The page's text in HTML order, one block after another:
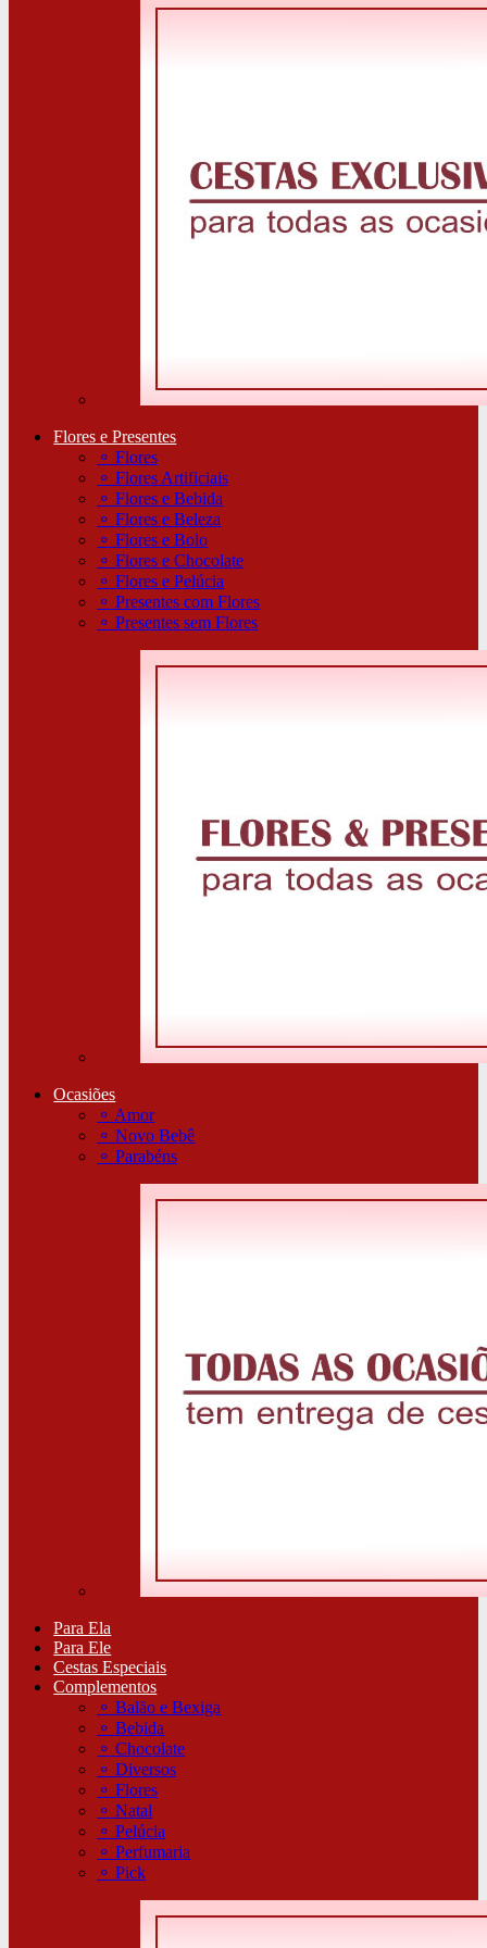
Flores e Presentes
⚬Flores
⚬Flores Artificiais
⚬Flores e Bebida
⚬Flores e Beleza
⚬Flores e Bolo
⚬Flores e Chocolate
⚬Flores e Pelúcia
⚬Presentes com Flores
⚬Presentes sem Flores
Ocasiões
⚬ Amor
⚬Novo Bebê
⚬Parabéns
Para Ela
Para Ele
Cestas Especiais
Complementos
⚬Balão e Bexiga
⚬Bebida
⚬Chocolate
⚬Diversos
⚬Flores
⚬Natal
⚬Pelúcia
⚬Perfumaria
⚬Pick